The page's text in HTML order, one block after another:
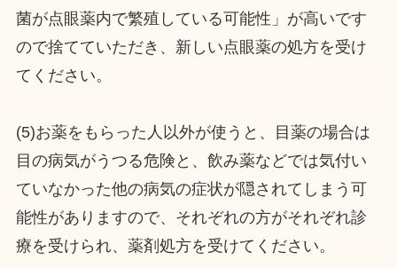
菌が点眼薬内で繁殖している可能性」が高いです
ので捨てていただき、新しい点眼薬の処方を受け
てください。
(5)お薬をもらった人以外が使うと、目薬の場合は
目の病気がうつる危険と、飲み薬などでは気付い
ていなかった他の病気の症状が隠されてしまう可
能性がありますので、それぞれの方がそれぞれ診
療を受けられ、薬剤処方を受けてください。